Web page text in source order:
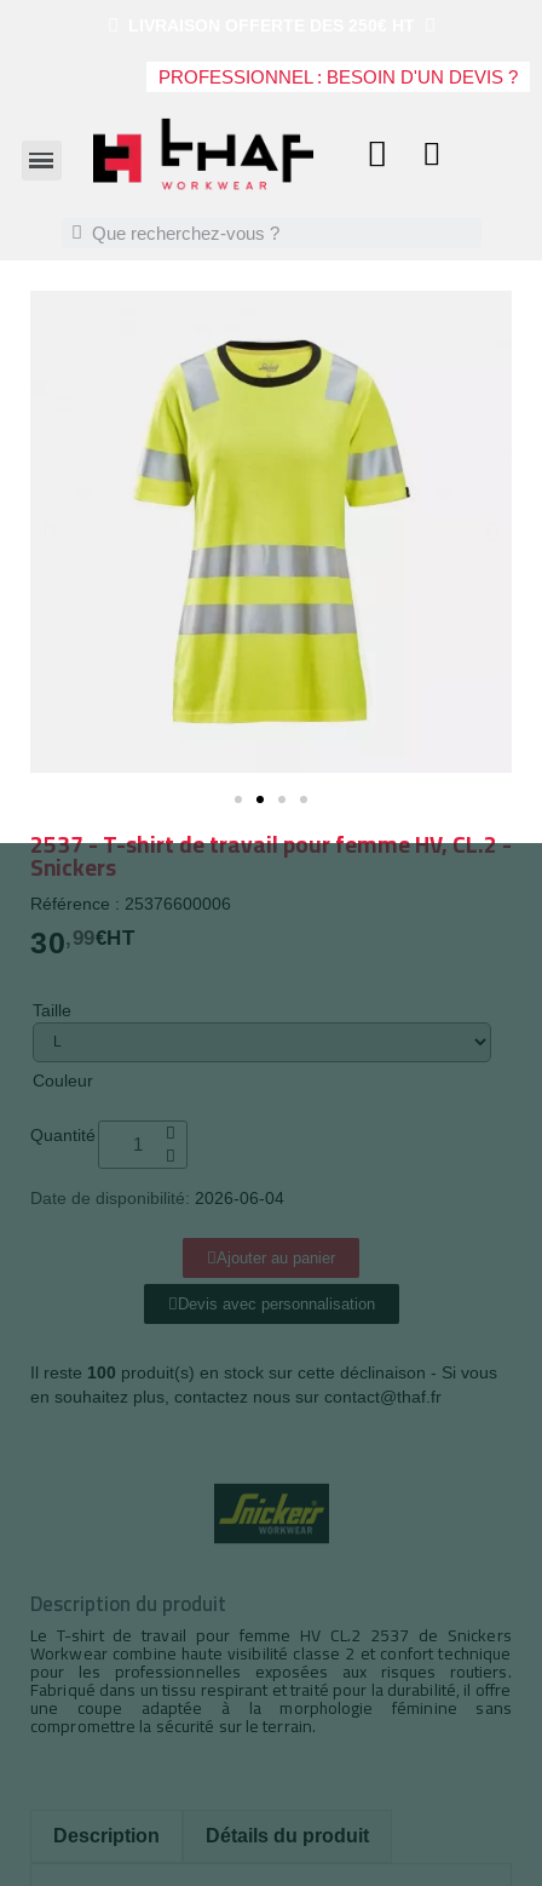
PROFESSIONNEL : BESOIN D'UN DEVIS ?
2537 - T-shirt de travail pour femme HV, CL.2 -
Snickers
Référence : 25376600006
30,99€HT
Taille
Couleur
Quantité
Date de disponibilité: 2026-06-04
Ajouter au panier
Devis avec personnalisation
Il reste 100 produit(s) en stock sur cette déclinaison - Si vous
en souhaitez plus, contactez nous sur contact@thaf.fr
Description du produit
Le T-shirt de travail pour femme HV CL.2 2537 de Snickers
Workwear combine haute visibilité classe 2 et confort technique
pour les professionnelles exposées aux risques routiers.
Fabriqué dans un tissu respirant et traité pour la durabilité, il offre
une coupe adaptée à la morphologie féminine sans
compromettre la sécurité sur le terrain.
Description Détails du produit